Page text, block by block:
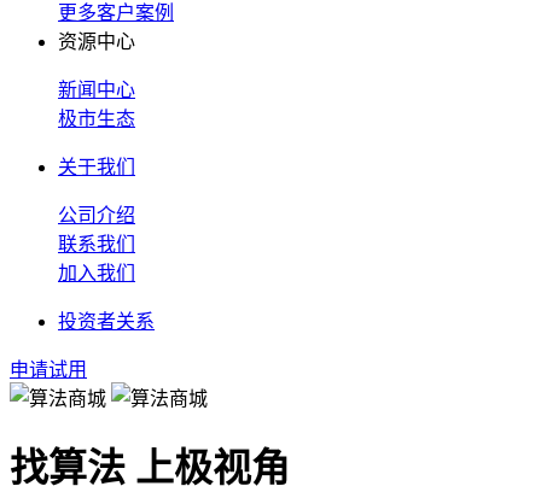
更多客户案例
资源中心
新闻中心
极市生态
关于我们
公司介绍
联系我们
加入我们
投资者关系
申请试用
找算法 上极视角